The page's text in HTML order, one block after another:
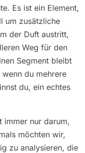
Es ist ein Element,
um zusätzliche
der Duft austritt,
Weg für den
Segment bleibt
du mehrere
du, ein echtes
immer nur darum,
möchten wir,
zu analysieren, die